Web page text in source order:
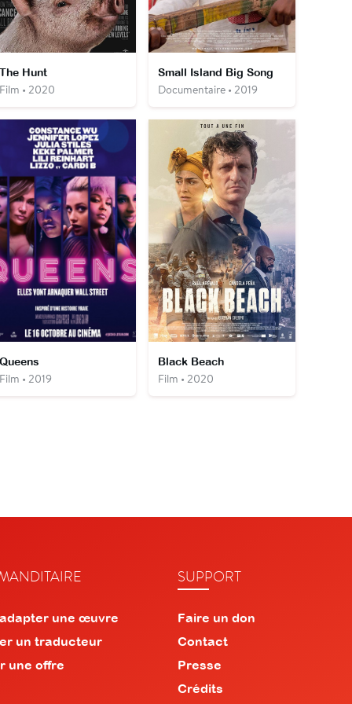
Hunt
• 2020
Small Island Big Song
Documentaire • 2019
• 2019
Black Beach
Film • 2020
une œuvre
un traducteur
une offre
SUPPORT
Faire un don
Contact
Presse
Crédits